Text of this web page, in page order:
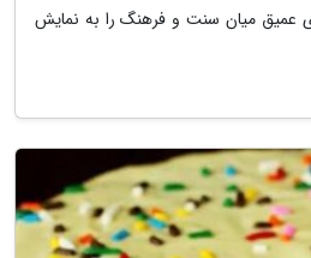
عمیق میان سنت و فرهنگ را به نمایش